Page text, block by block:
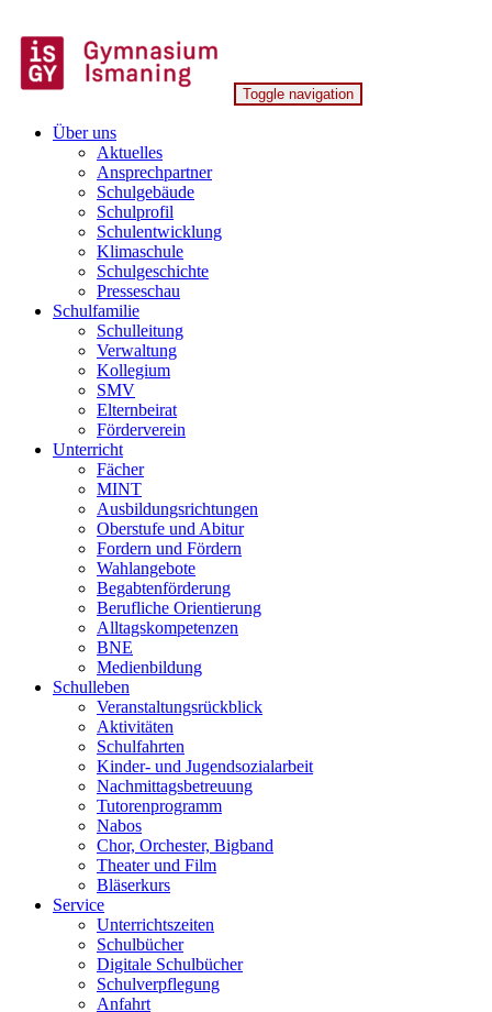
to
content
Gymnasium Ismaning
Toggle navigation
Über uns
Aktuelles
Ansprechpartner
Schulgebäude
Schulprofil
Schulentwicklung
Klimaschule
Schulgeschichte
Presseschau
Schulfamilie
Schulleitung
Verwaltung
Kollegium
SMV
Elternbeirat
Förderverein
Unterricht
Fächer
MINT
Ausbildungsrichtungen
Oberstufe und Abitur
Fordern und Fördern
Wahlangebote
Begabtenförderung
Berufliche Orientierung
Alltagskompetenzen
BNE
Medienbildung
Schulleben
Veranstaltungsrückblick
Aktivitäten
Schulfahrten
Kinder- und Jugendsozialarbeit
Nachmittagsbetreuung
Tutorenprogramm
Nabos
Chor, Orchester, Bigband
Theater und Film
Bläserkurs
Service
Unterrichtszeiten
Schulbücher
Digitale Schulbücher
Schulverpflegung
Anfahrt